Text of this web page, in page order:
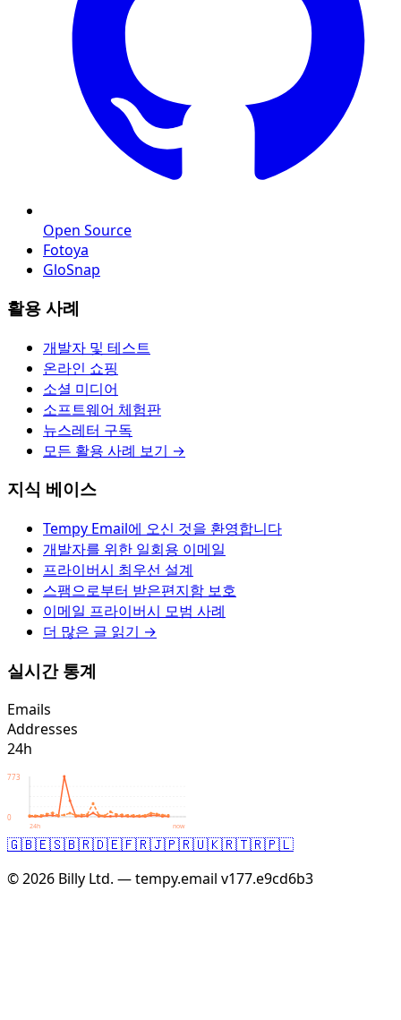
Open Source
Fotoya
GloSnap
활용 사례
개발자 및 테스트
온라인 쇼핑
소셜 미디어
소프트웨어 체험판
뉴스레터 구독
모든 활용 사례 보기 →
지식 베이스
Tempy Email에 오신 것을 환영합니다
개발자를 위한 일회용 이메일
프라이버시 최우선 설계
스팸으로부터 받은편지함 보호
이메일 프라이버시 모범 사례
더 많은 글 읽기 →
실시간 통계
Emails
Addresses
24h
773
0
24h now
🇬🇧🇪🇸🇧🇷🇩🇪🇫🇷🇯🇵🇷🇺🇰🇷🇹🇷🇵🇱
© 2026 Billy Ltd. — tempy.email v177.e9cd6b3